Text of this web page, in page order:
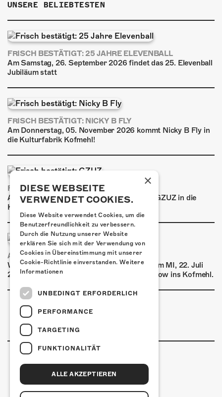
UNSERE BELIEBTESTEN
FRISCH BESTÄTIGT: 25 JAHRE ELEVENBALL
Am Samstag, 26. September 2026 findet das 25. Elevenball
Jubiläum statt
FRISCH BESTÄTIGT: NICKY B FLY
Am Donnerstag, 05. November 2026 kommt Nicky B Fly in
die Kulturfabrik Kofmehl!
FRISCH BESTÄTIGT: GZUZ
Am Donnerstag, 29. Oktober 2026 kommt GZUZ in die
Kulturfabrik Kofmehl!
AIRBOURNE - SPECIAL SUMMER SHOW
Wow, das ist ein Ding! Airbourne kommen am MI, 22. Juli
2026 für eine exklusive Special Summer Show ins Kofmehl.
Kulturfabrik Kofmehl
Kofmehlweg 1
×
DIESE WEBSEITE
VERWENDET COOKIES.
Diese Website verwendet Cookies, um die
Benutzerfreundlichkeit zu verbessern.
Durch die Nutzung unserer Website
erklären Sie sich mit der Verwendung von
Cookies in Übereinstimmung mit unserer
Cookie-Richtlinie einverstanden. Weitere
Informationen
UNBEDINGT ERFORDERLICH
PERFORMANCE
TARGETING
FUNKTIONALITÄT
ALLE AKZEPTIEREN